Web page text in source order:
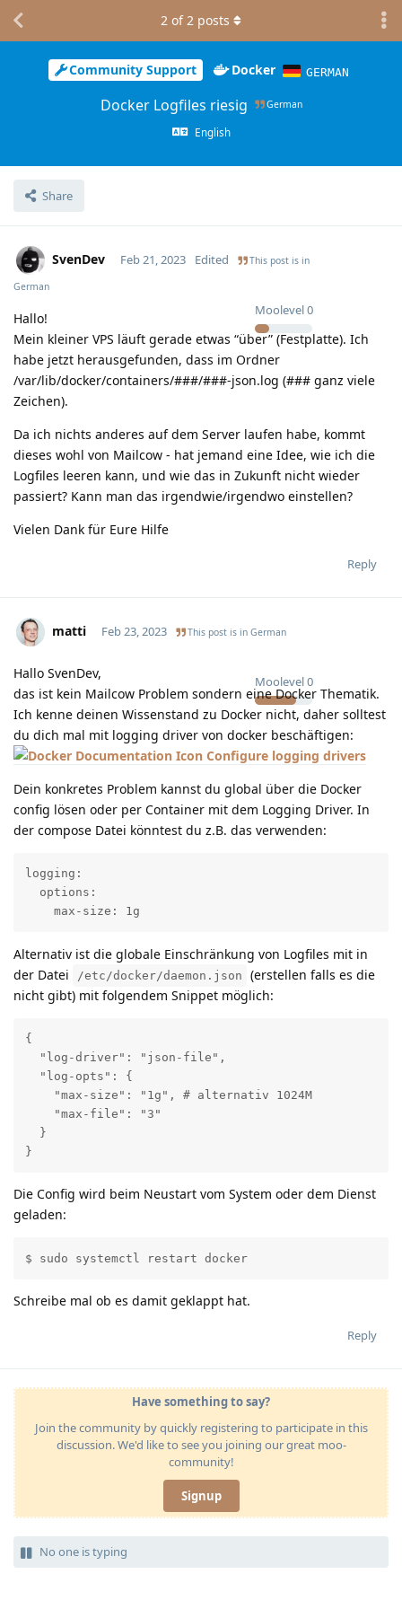
Community Support Docker GERMAN
Docker Logfiles riesig German
English
Share
2 of2 posts
SvenDev
Moolevel0
Feb 21, 2023 Edited This post is in
German
Hallo!
Mein kleiner VPS läuft gerade etwas “über” (Festplatte). Ich
habe jetzt herausgefunden, dass im Ordner
/var/lib/docker/containers/###/###-json.log (### ganz viele
Zeichen).
Da ich nichts anderes auf dem Server laufen habe, kommt
dieses wohl von Mailcow - hat jemand eine Idee, wie ich die
Logfiles leeren kann, und wie das in Zukunft nicht wieder
passiert? Kann man das irgendwie/irgendwo einstellen?
Vielen Dank für Eure Hilfe
Reply
matti
Moolevel0
Feb 23, 2023 This post is in German
Hallo SvenDev,
das ist kein Mailcow Problem sondern eine Docker Thematik.
Ich kenne deinen Wissenstand zu Docker nicht, daher solltest
du dich mal mit logging driver von docker beschäftigen:
Configure logging drivers
Dein konkretes Problem kannst du global über die Docker
config lösen oder per Container mit dem Logging Driver. In
der compose Datei könntest du z.B. das verwenden:
logging:
  options:
    max-size: 1g
Alternativ ist die globale Einschränkung von Logfiles mit in
der Datei
/etc/docker/daemon.json
(erstellen falls es die
nicht gibt) mit folgendem Snippet möglich:
{
  "log-driver": "json-file",
  "log-opts": {
    "max-size": "1g", # alternativ 1024M
    "max-file": "3"
  }
}
Die Config wird beim Neustart vom System oder dem Dienst
geladen:
$ sudo systemctl restart docker
Schreibe mal ob es damit geklappt hat.
Reply
Have something to say?
Join the community by quickly registering to participate in this
discussion. We'd like to see you joining our great moo-
community!
Signup
No one is typing